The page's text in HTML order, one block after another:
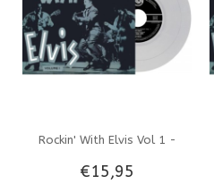
Rockin' With Elvis Vol 1 -
Belgian Edition Re-Issue
€15,95